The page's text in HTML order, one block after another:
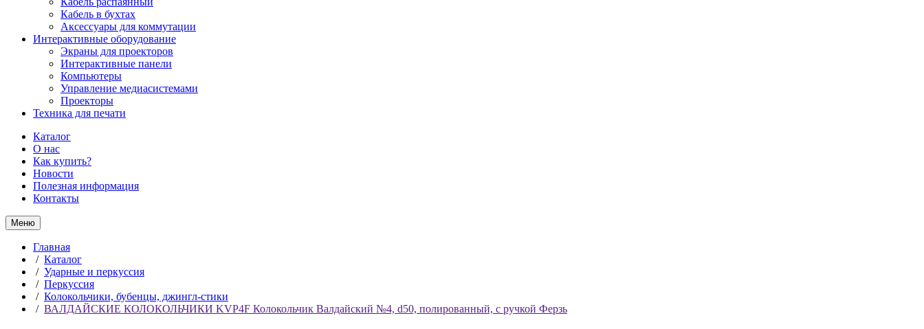
Кабель в бухтах
Аксессуары для коммутации
Интерактивные оборудование
Экраны для проекторов
Интерактивные панели
Компьютеры
Управление медиасистемами
Проекторы
Техника для печати
Каталог
О нас
Как купить?
Новости
Полезная информация
Контакты
Меню
Главная
/ Каталог
/ Ударные и перкуссия
/ Перкуссия
/ Колокольчики, бубенцы, джингл-стики
/ ВАЛДАЙСКИЕ КОЛОКОЛЬЧИКИ KVP4F Колокольчик Валдайский №4, d50, полированный, с ручкой Ферзь